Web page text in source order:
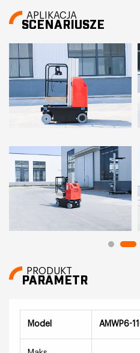
APLIKACJA
SCENARIUSZE
PRODUKT
PARAMETR
Model AMWP6-